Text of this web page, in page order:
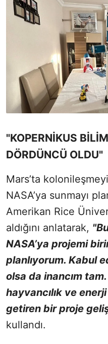
"KOPERNİKUS
DÖRDÜNCÜ OLDU"
Mars’ta
NASA’ya sunmayı
Amerikan Rice
aldığını anlatarak,
NASA’ya projemi
planlıyorum. Kabul
olsa da inancım
hayvancılık ve
getiren bir proje
kullandı.